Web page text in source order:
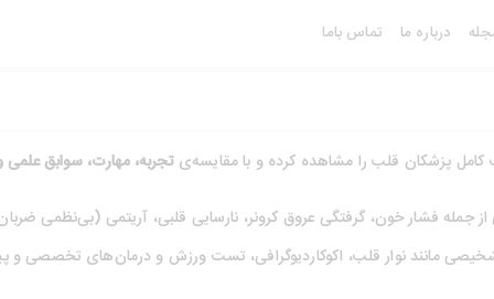
درباره ما تماس باما
پزشکان قلب را مشاهده کرده و با مقایسه‌یتجربه، مهارت، سوابق علمی
فشار خون، گرفتگی عروق کرونر، نارسایی قلبی، آریتمی (بی‌نظمی
مانند نوار قلب، اکوکاردیوگرافی، تست ورزش و درمان‌های تخصصی و